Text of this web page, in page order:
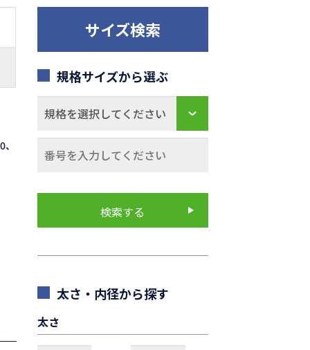
サイズ検索
規格サイズから選ぶ
太さ・内径から探す
太さ